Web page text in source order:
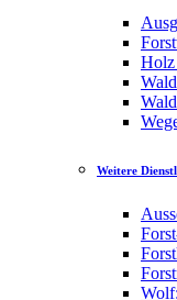
Holz
Weitere